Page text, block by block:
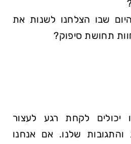
שבו הצלחנו לשנות את
תחושת סיפוק?
יכולים לקחת רגע לעצור
שלנו. אם אנחנו